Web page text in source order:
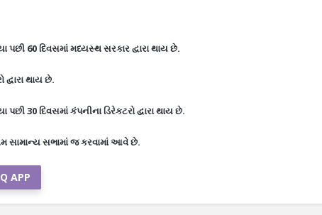
60 દિવસમાં મધ્યસ્થ સરકાર દ્વારા થાય છે.
થાય છે.
30 દિવસમાં કંપનીના ડિરેકટરો દ્વારા થાય છે.
સામાન્ય સભામાં જ કરવામાં આવે છે.
APP